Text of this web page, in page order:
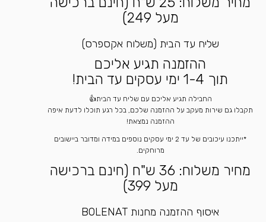
מעל 249)
שליח עד הבית (משלוח אקספרס)
ההזמנה תגיע אליכם
תוך 1-4 ימי עסקים עד הבית!
החבילה תגיע אליכם עם שליח עד הבית👍
תקבלו גם שירות מעקב על ההזמנה שלכם, בכל רגע תוכלו לדעת איפה
ההזמנה נמצאת!
*ייתכנו עיכובים של עד 2 ימי עסקים נוספים במידה ומדובר ביישובים
מרוחקים.
מחיר משלוח: 36 ש"ח (חינם ברכישה
מעל 399)
איסוף ההזמנה מחנות BOLENAT